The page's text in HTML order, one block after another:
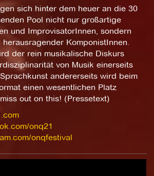
sich hinter dem heuer an die 30
Pool nicht nur großartige
und ImprovisatorInnen, sondern
KomponistInnen.
der rein musikalische Diskurs
von Musik einerseits
andererseits wird beim
einen wesentlichen Platz
out on this! (Pressetext)
onq21
onqfestival